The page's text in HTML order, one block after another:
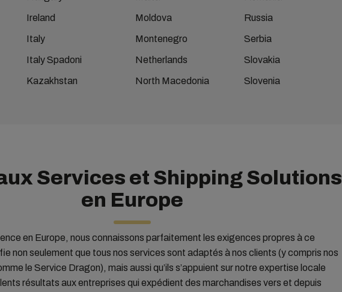
Ireland
Italy
Italy Spadoni
Kazakhstan
Moldova
Montenegro
Netherlands
North Macedonia
Russia
Serbia
Slovakia
Slovenia
Services et Shipping Solutions
en Europe
en Europe, nous connaissons parfaitement les exigences propres à ce
non seulement que tous nos services sont adaptés à nos clients (y compris nos
le Service Dragon), mais aussi qu’ils s’appuient sur notre expertise locale
résultats aux entreprises qui expédient des marchandises vers et depuis